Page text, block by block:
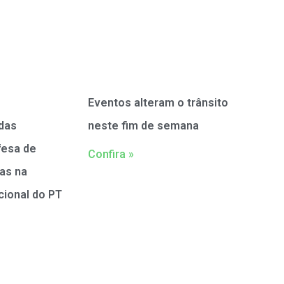
de
na
do PT
Eventos alteram o trânsito
neste fim de semana
Confira »